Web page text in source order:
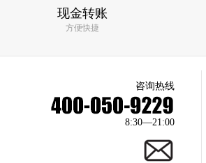
回收价格
现金转账
方便快捷
咨询热线
8:30—21:00